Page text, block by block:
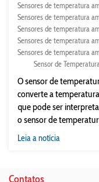
Sensores de temperatura
Sensores de temperatura
Sensores de temperatura
Sensores de temperatura
Sensores de temperatura
Sensor de
O sensor de
converte a
que pode ser
o sensor de
Leia a notícia
Contatos